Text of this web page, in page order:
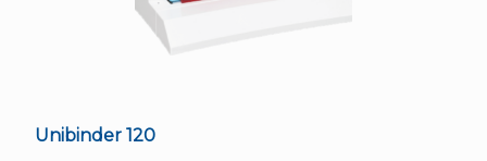
Unibinder 120